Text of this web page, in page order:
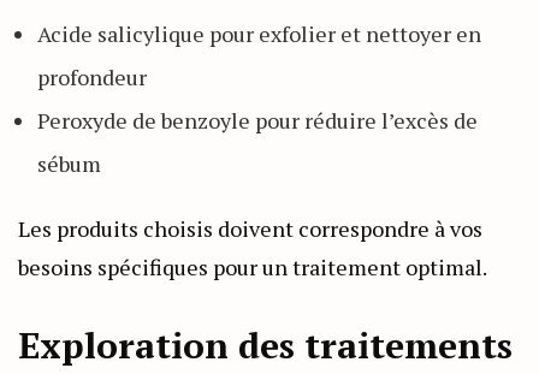
Acide salicylique pour exfolier et nettoyer en
profondeur
Peroxyde de benzoyle pour réduire l’excès de
sébum
Les produits choisis doivent correspondre à vos
besoins spécifiques pour un traitement optimal.
Exploration des traitements